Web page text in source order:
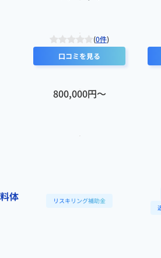
(0件)
口コミを見る
800,000円〜
体
リスキリング補助金